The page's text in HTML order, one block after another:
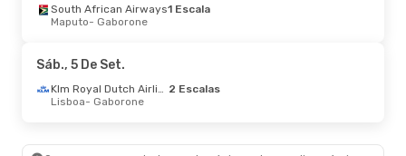
Lufthansa2 Escalas
Lisboa- Gaborone
Airlink2 Escalas
Gaborone- Lisboa
South African Airways1 Escala
Maputo- Gaborone
Sáb., 5 De Set.
Klm Royal Dutch Airlines 2 Escalas
Lisboa- Gaborone